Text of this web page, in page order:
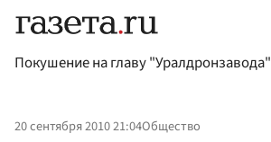
Покушение на главу "Уралдронзавода"
20 сентября 2010 21:04Общество